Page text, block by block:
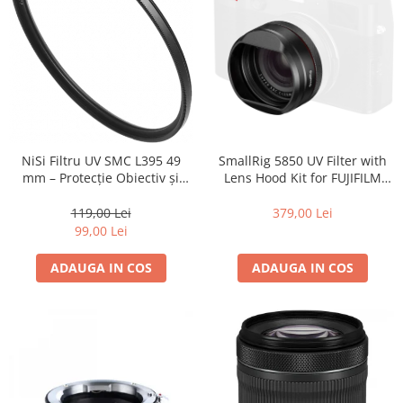
Camere Video Cinematice
Camere video de actiune
Accesorii camere video de actiune
Accesorii drone
Acumulatori camere video
Lampi video
Stabilizatoare (Gimbal) / Steady
Huse Protectie / Ploaie camere
Accesorii diverse pt camere video
Camere Video Compacte
NiSi Filtru UV SMC L395 49
mm – Protecție Obiectiv și
119,00 Lei
99,00 Lei
ADAUGA IN COS
SmallRig 5850 UV Filter with
Lens Hood Kit for FUJIFILM
379,00 Lei
ADAUGA IN COS